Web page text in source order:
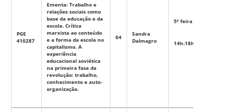
PGE
410287
Ementa: Trabalho e
relações sociais como
base da educação e da
escola. Crítica
marxista ao conteúdo
e a forma da escola no
capitalismo. A
experiência
educacional soviética
na primeira fase da
revolução: trabalho,
conhecimento e auto-
organização.
04
Sandra
Dalmagro
5ª feira
14h-18h